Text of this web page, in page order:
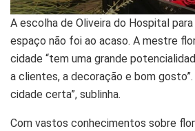
A escolha de Oliveira do Hospital
espaço não foi ao acaso. A mestre
cidade “tem uma grande
a clientes, a decoração e bom
cidade certa”, sublinha.
Com vastos conhecimentos sobre